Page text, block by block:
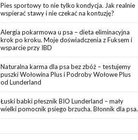
Pies sportowy to nie tylko kondycja. Jak realnie
wspierać stawy i nie czekać na kontuzję?
Alergia pokarmowa u psa – dieta eliminacyjna
krok po kroku. Moje doświadczenia z Fuksem i
wsparcie przy IBD
Naturalna karma dla psa bez zbóż – testujemy
puszki Wołowina Plus i Podroby Wołowe Plus
od Lunderland
Łuski babki płesznik BIO Lunderland – mały
wielki pomocnik psiego brzucha. Błonnik dla psa.